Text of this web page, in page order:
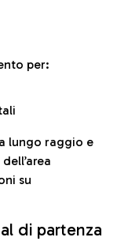
per:
lungo raggio e
su
di partenza